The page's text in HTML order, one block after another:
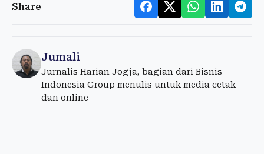
Share
Jumali
Jurnalis Harian Jogja, bagian dari Bisnis
Indonesia Group menulis untuk media cetak
dan online